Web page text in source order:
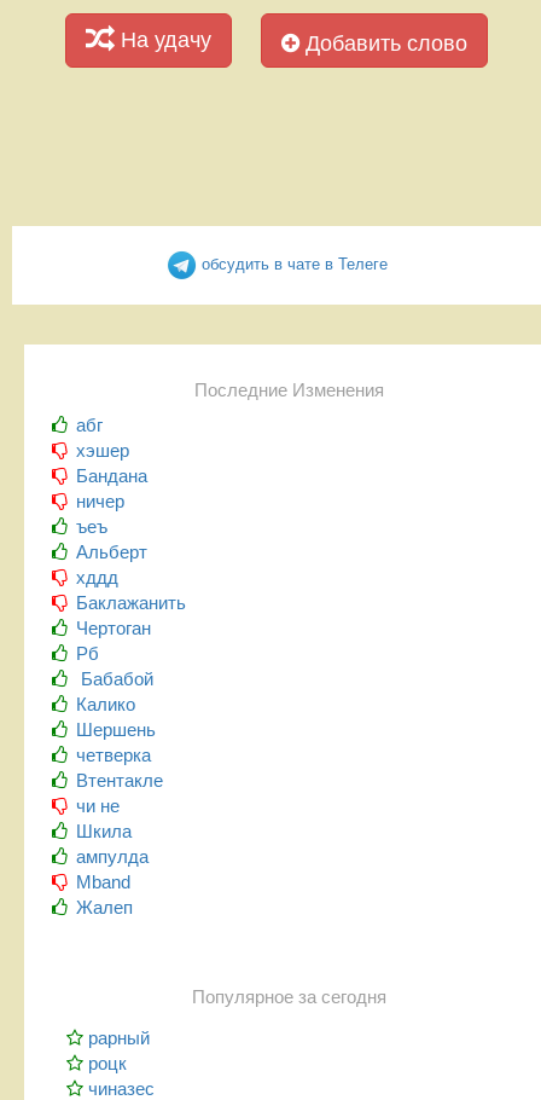
На удачу Добавить слово
обсудить в чате в Телеге
Последние Изменения
абг
хэшер
Бандана
ничер
ъеъ
Альберт
хддд
Баклажанить
Чертоган
Рб
Бабабой
Калико
Шершень
четверка
Втентакле
чи не
Шкила
ампулда
Mband
Жалеп
Популярное за сегодня
рарный
роцк
чиназес